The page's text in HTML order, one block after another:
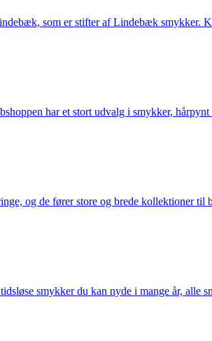
som er stifter af Lindebæk smykker.
har et stort udvalg i smykker,
og de fører store og brede kollektioner
smykker du kan nyde i mange år, alle